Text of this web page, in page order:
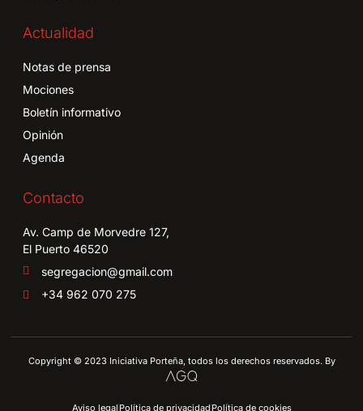
Actualidad
Notas de prensa
Mociones
Boletín informativo
Opinión
Agenda
Contacto
Av. Camp de Morvedre 127,
El Puerto 46520
segregacion@gmail.com
+34 962 070 275
Copyright © 2023 Iniciativa Porteña, todos los derechos reservados. By
Aviso legalPolítica de privacidadPolítica de cookies